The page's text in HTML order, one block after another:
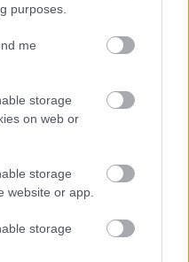
purposes.
me
storage
on web or
storage
website or app.
storage
-
10:00